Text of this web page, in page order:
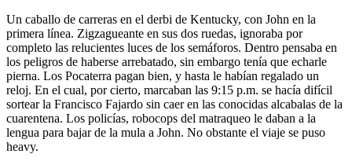
Un caballo de carreras en el derbi de Kentucky, con John en la
primera línea. Zigzagueante en sus dos ruedas, ignoraba por
completo las relucientes luces de los semáforos. Dentro pensaba en
los peligros de haberse arrebatado, sin embargo tenía que echarle
pierna. Los Pocaterra pagan bien, y hasta le habían regalado un
reloj. En el cual, por cierto, marcaban las 9:15 p.m. se hacía difícil
sortear la Francisco Fajardo sin caer en las conocidas alcabalas de la
cuarentena. Los policías, robocops del matraqueo le daban a la
lengua para bajar de la mula a John. No obstante el viaje se puso
heavy.